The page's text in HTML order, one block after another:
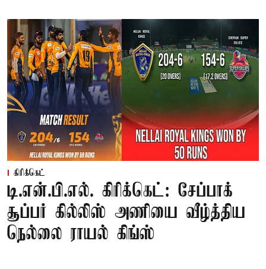
கிரிக்கெட்
டி.என்.பி.எல். கிரிக்கெட்: சேப்பாக்
சூப்பர் கில்லிஸ் அணியை வீழ்த்திய
நெல்லை ராயல் கிங்ஸ்